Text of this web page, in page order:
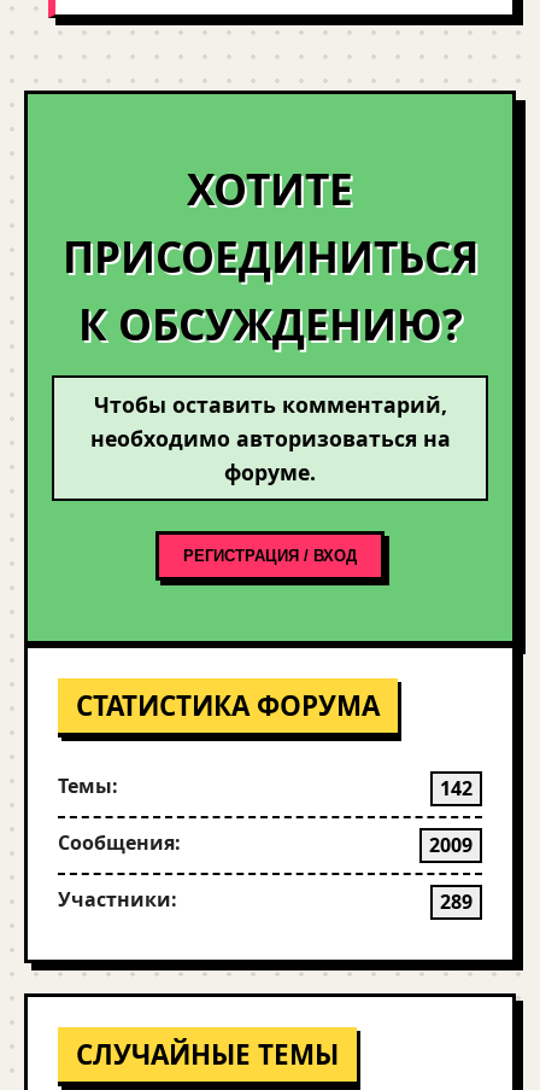
ХОТИТЕ
ПРИСОЕДИНИТЬСЯ
К ОБСУЖДЕНИЮ?
Чтобы оставить комментарий,
необходимо авторизоваться на
форуме.
РЕГИСТРАЦИЯ / ВХОД
СТАТИСТИКА ФОРУМА
Темы: 142
Сообщения: 2009
Участники: 289
СЛУЧАЙНЫЕ ТЕМЫ